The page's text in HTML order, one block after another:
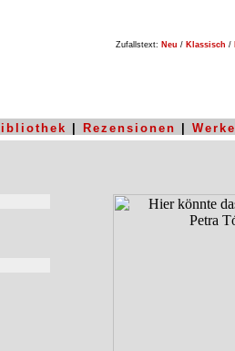
Zufallstext: Neu / Klassisch /
Rezensionen Werke